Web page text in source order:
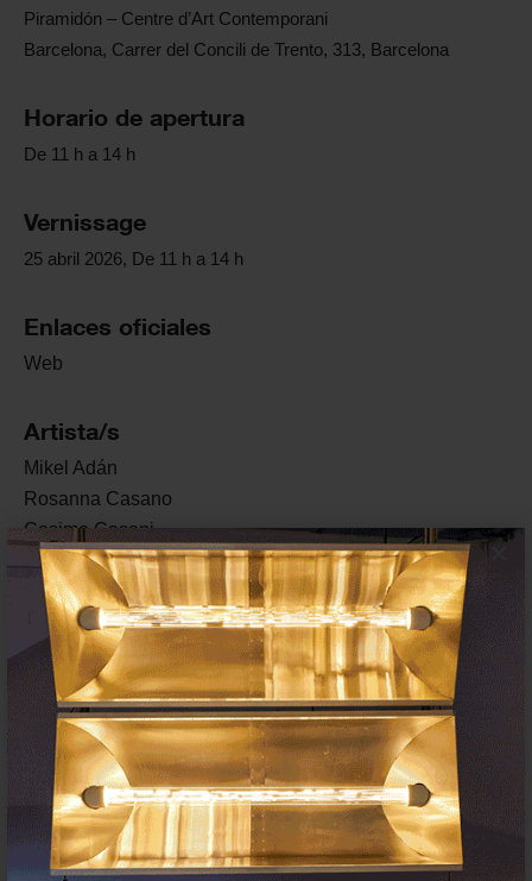
×
Piramidón – Centre d’Art Contemporani
Barcelona, Carrer del Concili de Trento, 313, Barcelona
Horario de apertura
De 11 h a 14 h
Vernissage
25 abril 2026, De 11 h a 14 h
Enlaces oficiales
Web
Artista/s
Mikel Adán
Rosanna Casano
Cosimo Casoni
Tono Carbajo
Yamandú Canosa
Cristina Cebrecos
Sophie Crichton
Iván
Franco
Allan Gandhi
Eva Miquel
Marco Noris
Pere de Ribot
Laura Vinós
Nicole Vindel